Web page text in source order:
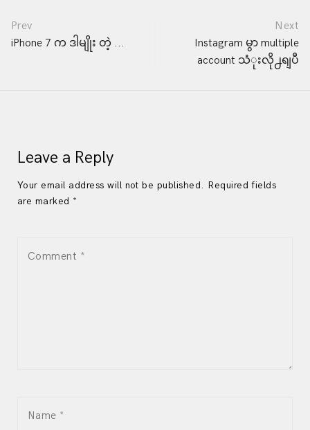
Prev
iPhone 7 က ဒါမျိုး တဲ့ ...
Next
Instagram မွာ multiple
account သံုးလို႕ရျပီ
Leave a Reply
Your email address will not be published. Required fields
are marked *